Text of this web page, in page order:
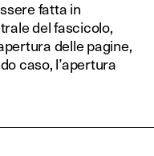
fatta in
del fascicolo,
delle pagine,
caso, l’apertura